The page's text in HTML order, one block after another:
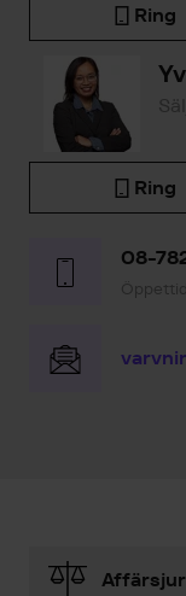
Ring
Sälj
Ring
08-